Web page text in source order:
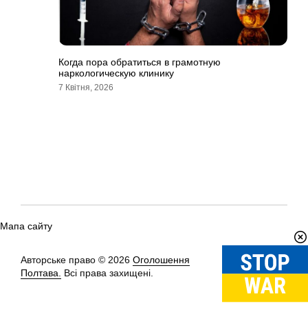
Когда пора обратиться в грамотную
наркологическую клинику
7 Квітня, 2026
Мапа сайту
Авторське право © 2026 Оголошення
Полтава.
Всі права захищені.
Вгору↑